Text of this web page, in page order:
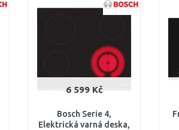
6 599 Kč
Bosch Serie 4,
Elektrická varná deska,